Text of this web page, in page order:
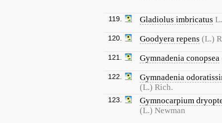
119. Gladiolus imbricatus L.
120. Goodyera repens (L.)
121. Gymnadenia conopsea
122.
Gymnadenia
(L.) Rich.
123.
Gymnocarpium
(L.) Newman